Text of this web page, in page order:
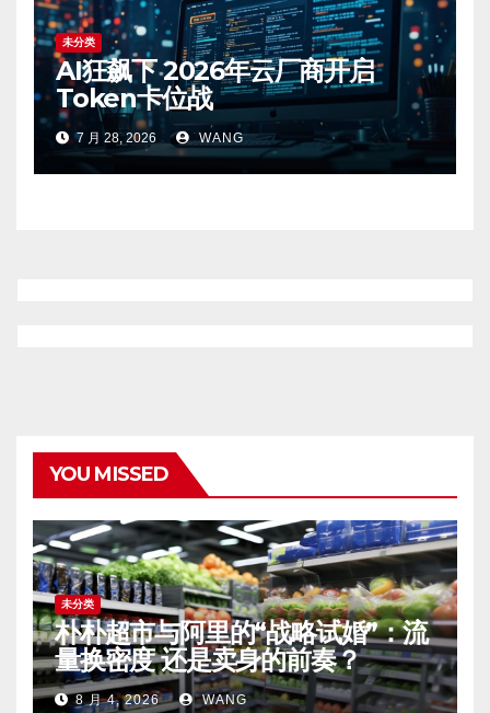
未分类
AI狂飙下 2026年云厂商开启
Token卡位战
7 月 28, 2026 WANG
YOU MISSED
未分类
朴朴超市与阿里的“战略试婚”：流
量换密度 还是卖身的前奏？
8 月 4, 2026 WANG